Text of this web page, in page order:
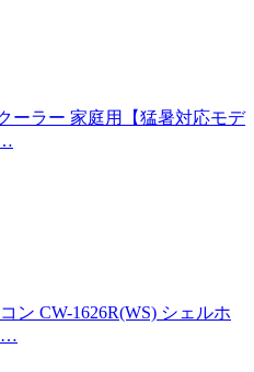
ーラー 家庭用【猛暑対応モデ
ン CW-1626R(WS) シェルホ
…